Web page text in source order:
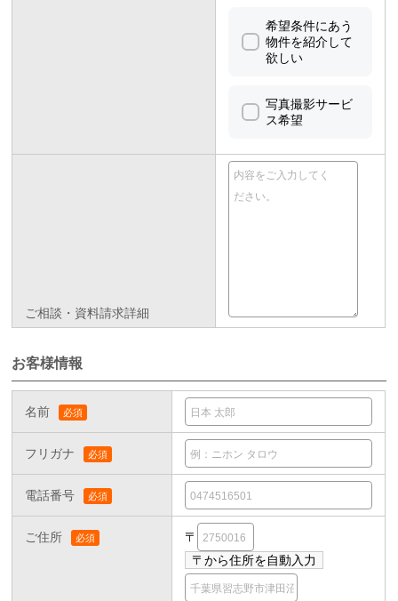
希望条件にあう
物件を紹介して
欲しい
写真撮影サービ
ス希望
ご相談・資料請求詳細
お客様情報
名前
フリガナ
電話番号
ご住所 〒